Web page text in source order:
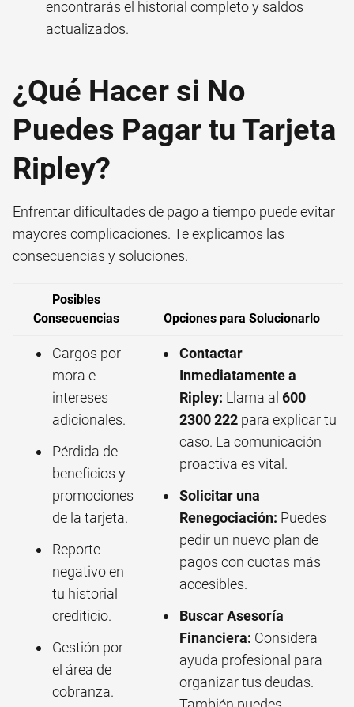
encontrarás el historial completo y saldos
actualizados.
¿Qué Hacer si No
Puedes Pagar tu Tarjeta
Ripley?
Enfrentar dificultades de pago a tiempo puede evitar
mayores complicaciones. Te explicamos las
consecuencias y soluciones.
Posibles
Consecuencias
Opciones para Solucionarlo
Cargos por
mora e
intereses
adicionales.
Pérdida de
beneficios y
promociones
de la tarjeta.
Reporte
negativo en
tu historial
crediticio.
Gestión por
el área de
cobranza.
Contactar
Inmediatamente a
Ripley: Llama al 600
2300 222 para explicar tu
caso. La comunicación
proactiva es vital.
Solicitar una
Renegociación: Puedes
pedir un nuevo plan de
pagos con cuotas más
accesibles.
Buscar Asesoría
Financiera: Considera
ayuda profesional para
organizar tus deudas.